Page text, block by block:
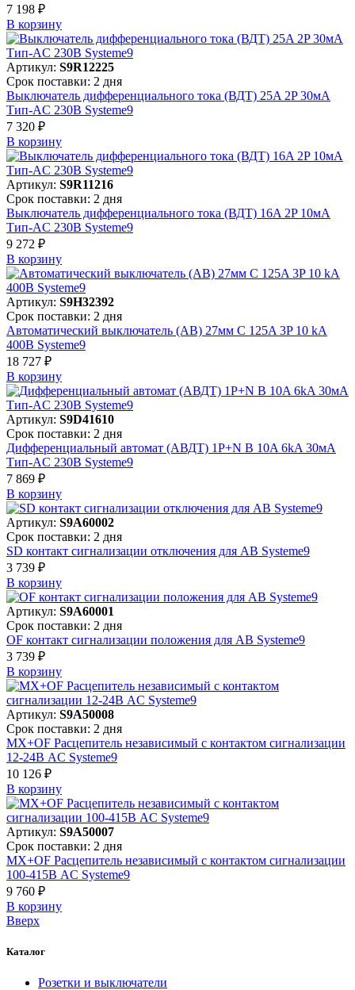
7 198 ₽
В корзинy
Артикул: S9R12225
Срок поставки: 2 дня
Выключатель дифференциального тока (ВДТ) 25A 2P 30мА
Тип-AC 230В Systeme9
7 320 ₽
В корзинy
Артикул: S9R11216
Срок поставки: 2 дня
Выключатель дифференциального тока (ВДТ) 16A 2P 10мА
Тип-AC 230В Systeme9
9 272 ₽
В корзинy
Артикул: S9H32392
Срок поставки: 2 дня
Автоматический выключатель (АВ) 27мм C 125A 3P 10 kA
400В Systeme9
18 727 ₽
В корзинy
Артикул: S9D41610
Срок поставки: 2 дня
Дифференциальный автомат (АВДТ) 1P+N B 10A 6kA 30мА
Тип-AC 230В Systeme9
7 869 ₽
В корзинy
Артикул: S9A60002
Срок поставки: 2 дня
SD контакт сигнализации отключения для АВ Systeme9
3 739 ₽
В корзинy
Артикул: S9A60001
Срок поставки: 2 дня
OF контакт сигнализации положения для АВ Systeme9
3 739 ₽
В корзинy
Артикул: S9A50008
Срок поставки: 2 дня
MX+OF Расцепитель независимый с контактом сигнализации
12-24В AC Systeme9
10 126 ₽
В корзинy
Артикул: S9A50007
Срок поставки: 2 дня
MX+OF Расцепитель независимый с контактом сигнализации
100-415В AC Systeme9
9 760 ₽
В корзинy
Вверх
Каталог
Розетки и выключатели